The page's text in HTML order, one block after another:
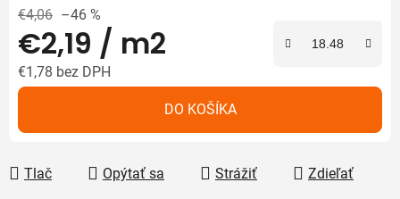
€4,06 –46 %
€2,19 / m2
€1,78 bez DPH
DO KOŠÍKA
Tlač Opýtať sa Strážiť Zdieľať